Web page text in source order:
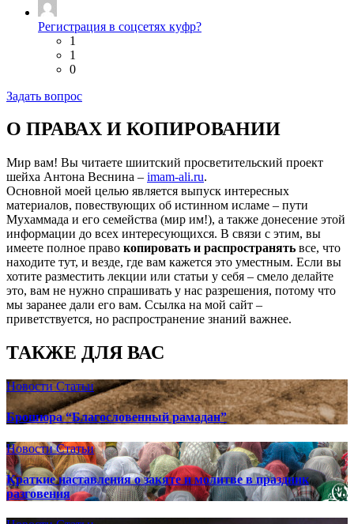
Регистрация в соцсетях куфр?
1
1
0
Задать вопрос
О ПРАВАХ И КОПИРОВАНИИ
Мир вам! Вы читаете шиитский просветительский проект
шейха Антона Веснина – imam-ali.ru.
Основной моей целью является выпуск интересных
материалов, повествующих об истинном исламе – пути
Мухаммада и его семейства (мир им!), а также донесение этой
информации до всех интересующихся. В связи с этим, вы
имеете полное право копировать и распространять все, что
находите тут, и везде, где вам кажется это уместным. Если вы
хотите разместить лекции или статьи у себя – смело делайте
это, вам не нужно спрашивать у нас разрешения, потому что
мы заранее дали его вам. Ссылка на мой сайт –
приветствуется, но распространение знаний важнее.
ТАКЖЕ ДЛЯ ВАС
НовостиСтатьи
Брошюра “Благословенный рамадан”
НовостиСтатьи
Краткие наставления о закяте и молитве в праздник
разговения